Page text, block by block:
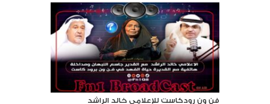
فن ون رودكاست للإعلامي خالد الراشد